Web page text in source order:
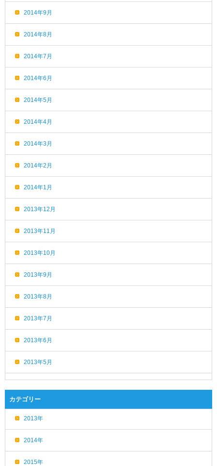
2014年9月
2014年8月
2014年7月
2014年6月
2014年5月
2014年4月
2014年3月
2014年2月
2014年1月
2013年12月
2013年11月
2013年10月
2013年9月
2013年8月
2013年7月
2013年6月
2013年5月
カテゴリー
2013年
2014年
2015年